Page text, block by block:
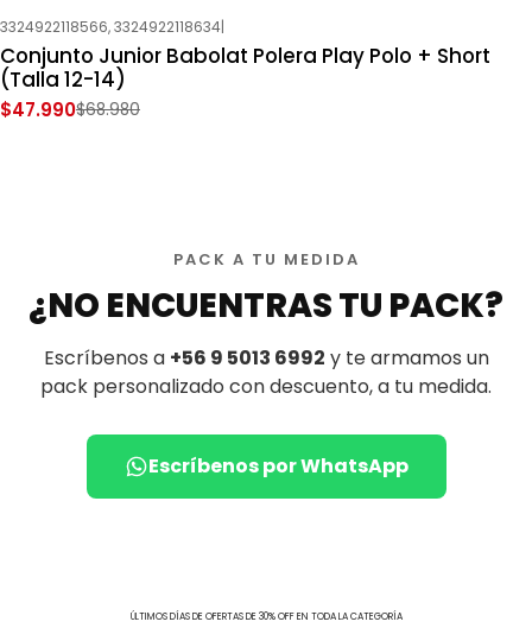
-30%OFF
Nuevo
3324922118566, 3324922118634|
Conjunto Junior Babolat Polera Play Polo + Short
(Talla 12-14)
$47.990$68.980
PACK A TU MEDIDA
¿NO ENCUENTRAS TU PACK?
Escríbenos a +56 9 5013 6992 y te armamos un
pack personalizado con descuento, a tu medida.
Escríbenos por WhatsApp
ÚLTIMOS DÍAS DE OFERTAS DE 30% OFF EN TODA LA CATEGORÍA